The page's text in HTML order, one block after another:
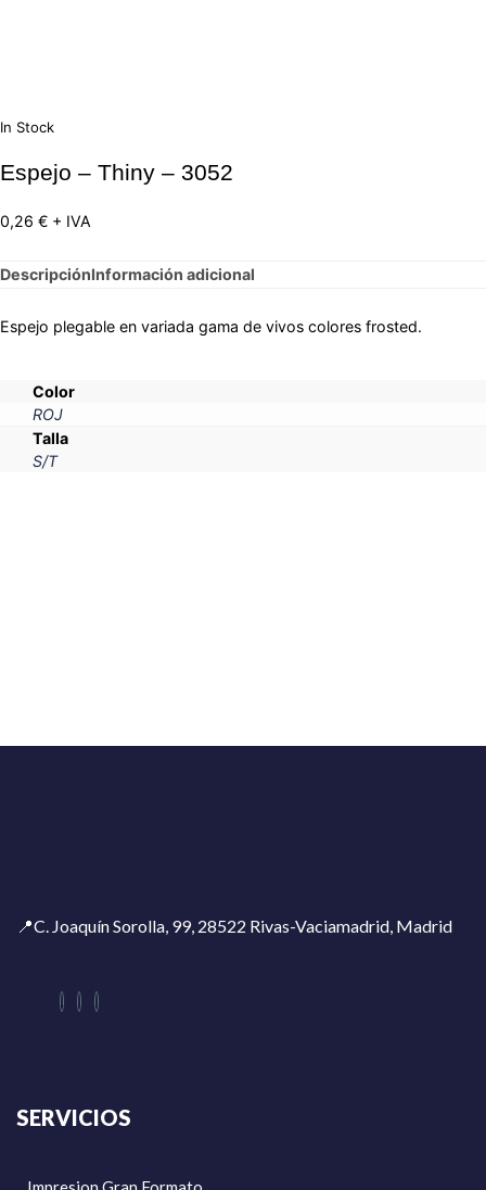
In Stock
Espejo – Thiny – 3052
0,26 € + IVA
DescripciónInformación adicional
Espejo plegable en variada gama de vivos colores frosted.
Color
ROJ
Talla
S/T
📍C. Joaquín Sorolla, 99, 28522 Rivas-Vaciamadrid, Madrid
SERVICIOS